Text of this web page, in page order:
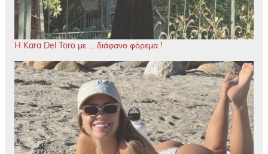
H Kara Del Toro με … διάφανο φόρεμα !